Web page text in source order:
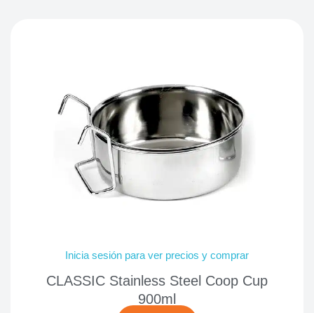
Inicia sesión para ver precios y comprar
CLASSIC Stainless Steel Coop Cup
900ml